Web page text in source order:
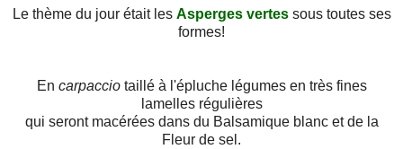
Le thème du jour était les Asperges vertessous toutes ses
formes!
En carpacciotaillé à l'épluche légumes en très fines
lamelles régulières
qui seront macérées dans du Balsamique blanc et de la
Fleur de sel.